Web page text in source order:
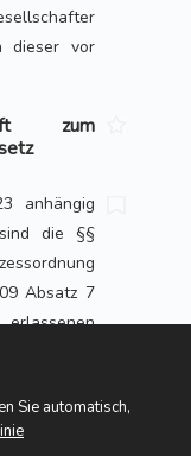
dieser vor
zum
anhängig
die §§
Absatz 7
des
der bis
Sie automatisch,